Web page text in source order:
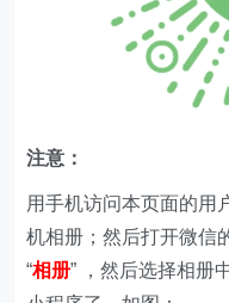
注意：
用手机访问本页面的用
机相册；然后打开微信
“相册” ，然后选择相册